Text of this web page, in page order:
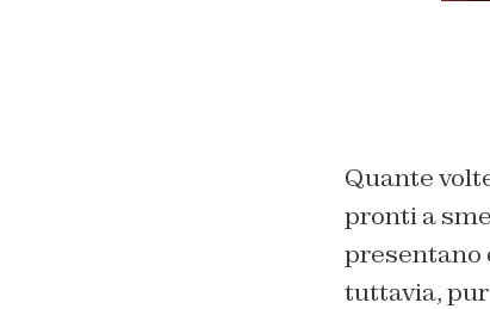
Quante
pronti a
presentano
tuttavia,